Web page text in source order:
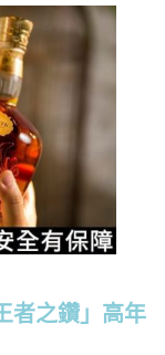
者之鑽」高年